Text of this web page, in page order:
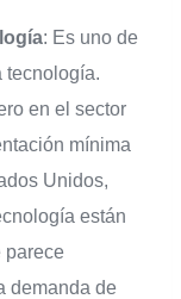
: Es uno de
tecnología.
en el sector
mínima
Unidos,
están
parece
demanda de